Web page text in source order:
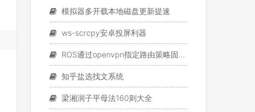
模拟器多开载本地磁盘更新提速
ws-scrcpy安卓投屏利器
ROS通过openvpn指定路由策略固定游戏IP
知乎盐选找文系统
梁湘润子平母法160则大全